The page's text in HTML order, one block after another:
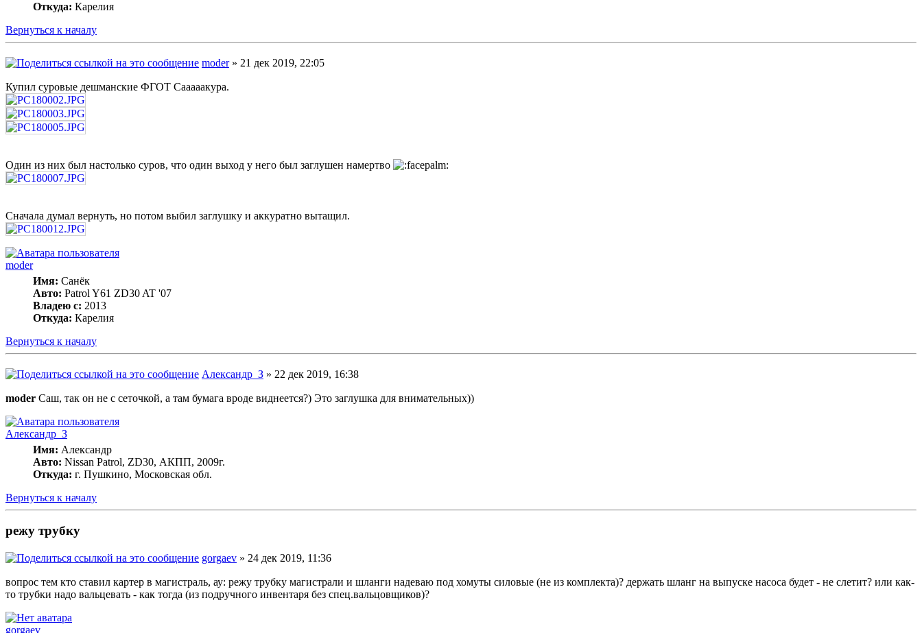
Откуда: Карелия
Вернуться к началу
moder» 21 дек 2019, 22:05
Купил суровые дешманские ФГОТ Сааааакура.
Один из них был настолько суров, что один выход у него был заглушен намертво
Сначала думал вернуть, но потом выбил заглушку и аккуратно вытащил.
moder
Имя: Санёк
Авто: Patrol Y61 ZD30 AT '07
Владею с: 2013
Откуда: Карелия
Вернуться к началу
Александр_З » 22 дек 2019, 16:38
moder Саш, так он не с сеточкой, а там бумага вроде виднеется?) Это заглушка для внимательных))
Александр_З
Имя: Александр
Авто: Nissan Patrol, ZD30, АКПП, 2009г.
Откуда: г. Пушкино, Московская обл.
Вернуться к началу
режу трубку
gorgaev » 24 дек 2019, 11:36
вопрос тем кто ставил картер в магистраль, ау: режу трубку магистрали и шланги надеваю под хомуты силовые (не из комплекта)? держать шланг на выпуске насоса будет - не слетит? или как-
то трубки надо вальцевать - как тогда (из подручного инвентаря без спец.вальцовщиков)?
gorgaev